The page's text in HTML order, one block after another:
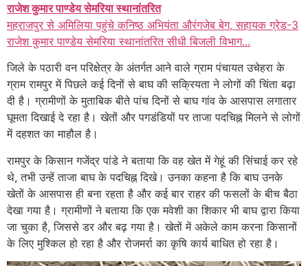
राजेश कुमार पाण्डेय सेमरिया स्थानांतरित
महराजपुर से अमिलिया पहुंचे कनिष्ठ अभियंता औरंगजेब बेग, सहायक ग्रेड-3
राजेश कुमार पाण्डेय सेमरिया स्थानांतरित सीधी बिजली विभाग...
जिले के पठारी वन परिक्षेत्र के अंतर्गत आने वाले ग्राम पंचायत उचेहरा के
ग्राम रामपुर में पिछले कई दिनों से बाघ की सक्रियता ने लोगों की चिंता बढ़ा
दी है। ग्रामीणों के मुताबिक बीते पांच दिनों से बाघ गांव के आसपास लगातार
घूमता दिखाई दे रहा है। खेतों और पगडंडियों पर ताजा पदचिह्न मिलने से लोगों
में दहशत का माहौल है।
रामपुर के किसान गजेंद्र पांडे ने बताया कि वह खेत में गेहूं की सिंचाई कर रहे
थे, तभी उन्हें ताजा बाघ के पदचिह्न दिखे। उनका कहना है कि बाघ उनके
खेतों के आसपास ही बना रहता है और कई बार राहर की फसलों के बीच बैठा
देखा गया है। ग्रामीणों ने बताया कि एक मवेशी का शिकार भी बाघ द्वारा किया
जा चुका है, जिससे डर और बढ़ गया है। खेतों में अकेले काम करना किसानों
के लिए मुश्किल हो रहा है और रोजमर्रा का कृषि कार्य बाधित हो रहा है।